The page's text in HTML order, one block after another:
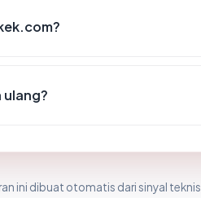
ini dibuat otomatis dari sinyal